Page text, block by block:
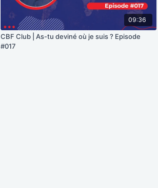
09:36
CBF Club | As-tu deviné où je suis ? Episode
#017